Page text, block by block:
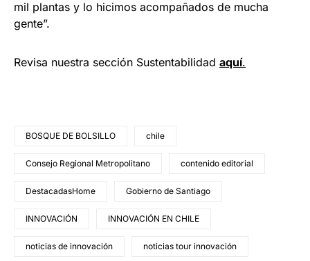
mil plantas y lo hicimos acompañados de mucha
gente”.
Revisa nuestra sección Sustentabilidad aquí.
BOSQUE DE BOLSILLO chile
Consejo Regional Metropolitano contenido editorial
DestacadasHome Gobierno de Santiago
INNOVACIÓN INNOVACIÓN EN CHILE
noticias de innovación noticias tour innovación